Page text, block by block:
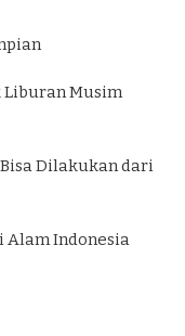
Liburan Musim
Dilakukan dari
Alam Indonesia